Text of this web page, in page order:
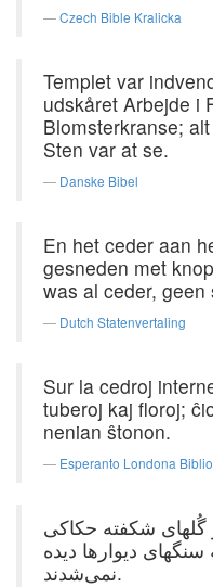
Czech Bible Kralicka
Templet var
udskåret Arbejde i
Blomsterkranse;
Sten var at se.
Danske Bibel
En het ceder aan
gesneden met
was al ceder,
Dutch Statenvertaling
Sur la cedroj
tuberoj kaj floroj;
nenian ŝtonon.
Esperanto Londona Biblio
شکفته حکاکی
دیوارها دیده
نمی‌شدند.